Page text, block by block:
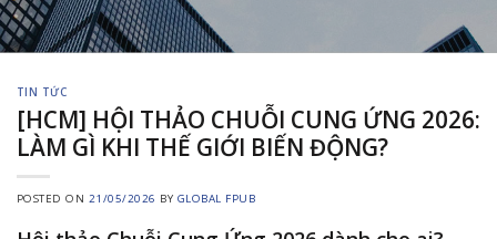
TIN TỨC
[HCM] HỘI THẢO CHUỖI CUNG ỨNG 2026:
LÀM GÌ KHI THẾ GIỚI BIẾN ĐỘNG?
POSTED ON 21/05/2026 BY GLOBAL FPUB